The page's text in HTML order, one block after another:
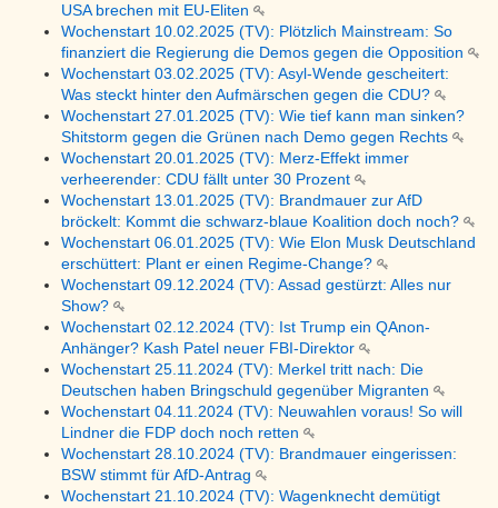
USA brechen mit EU-Eliten
Wochenstart 10.02.2025 (TV): Plötzlich Mainstream: So
finanziert die Regierung die Demos gegen die Opposition
Wochenstart 03.02.2025 (TV): Asyl-Wende gescheitert:
Was steckt hinter den Aufmärschen gegen die CDU?
Wochenstart 27.01.2025 (TV): Wie tief kann man sinken?
Shitstorm gegen die Grünen nach Demo gegen Rechts
Wochenstart 20.01.2025 (TV): Merz-Effekt immer
verheerender: CDU fällt unter 30 Prozent
Wochenstart 13.01.2025 (TV): Brandmauer zur AfD
bröckelt: Kommt die schwarz-blaue Koalition doch noch?
Wochenstart 06.01.2025 (TV): Wie Elon Musk Deutschland
erschüttert: Plant er einen Regime-Change?
Wochenstart 09.12.2024 (TV): Assad gestürzt: Alles nur
Show?
Wochenstart 02.12.2024 (TV): Ist Trump ein QAnon-
Anhänger? Kash Patel neuer FBI-Direktor
Wochenstart 25.11.2024 (TV): Merkel tritt nach: Die
Deutschen haben Bringschuld gegenüber Migranten
Wochenstart 04.11.2024 (TV): Neuwahlen voraus! So will
Lindner die FDP doch noch retten
Wochenstart 28.10.2024 (TV): Brandmauer eingerissen:
BSW stimmt für AfD-Antrag
Wochenstart 21.10.2024 (TV): Wagenknecht demütigt